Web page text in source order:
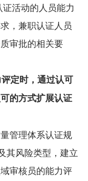
活动的人员能力
，兼职认证人员
审批的相关要
定时，通过认可
的方式扩展认证
管理体系认证规
其风险类型，建立
审核员的能力评